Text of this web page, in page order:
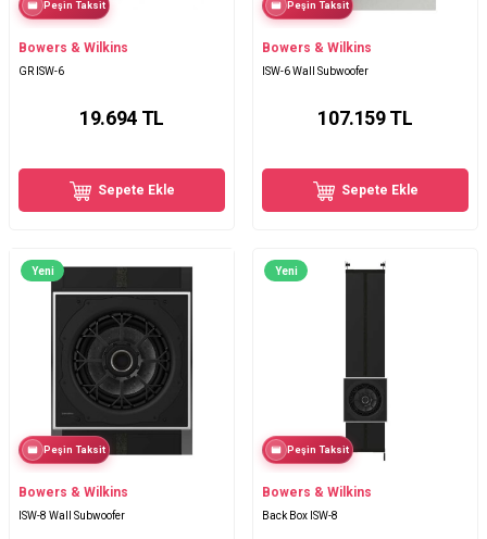
Peşin Taksit
Bowers & Wilkins
GR ISW-6
19.694TL
Sepete Ekle
Peşin Taksit
Bowers & Wilkins
ISW-6 Wall Subwoofer
107.159TL
Sepete Ekle
Yeni
Peşin Taksit
Bowers & Wilkins
ISW-8 Wall Subwoofer
Yeni
Peşin Taksit
Bowers & Wilkins
Back Box ISW-8